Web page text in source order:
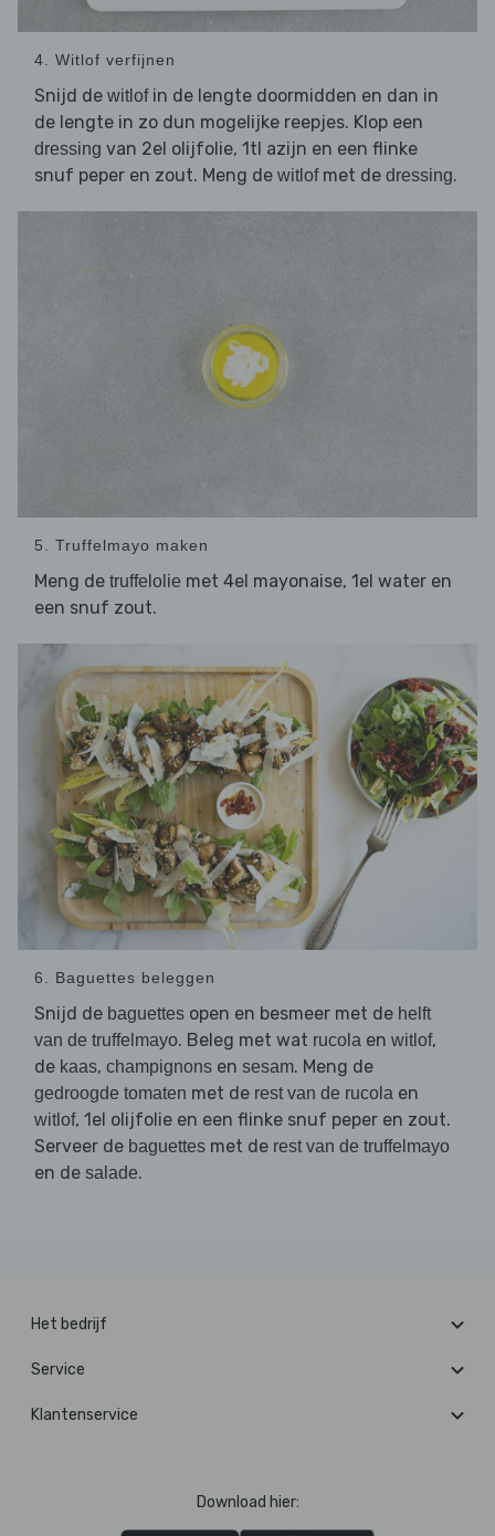
4. Witlof verfijnen
Snijd de witlofin de lengte doormidden en dan in
de lengte in zo dun mogelijke reepjes. Klop een
dressing van 2el olijfolie, 1tl azijn en een flinke
snuf peper en zout. Meng de witlofmet de dressing.
5. Truffelmayo maken
Meng de truffelolie met 4el mayonaise, 1el water en
een snuf zout.
6. Baguettes beleggen
Snijd de baguettes open en besmeer met de helft
van de truffelmayo. Beleg met wat rucola en witlof,
de kaas, champignons en sesam. Meng de
gedroogde tomaten met de rest van de rucola en
witlof, 1el olijfolie en een flinke snuf peper en zout.
Serveer de baguettes met de rest van de truffelmayo
en de salade.
Het bedrijf
Service
Klantenservice
Download hier: